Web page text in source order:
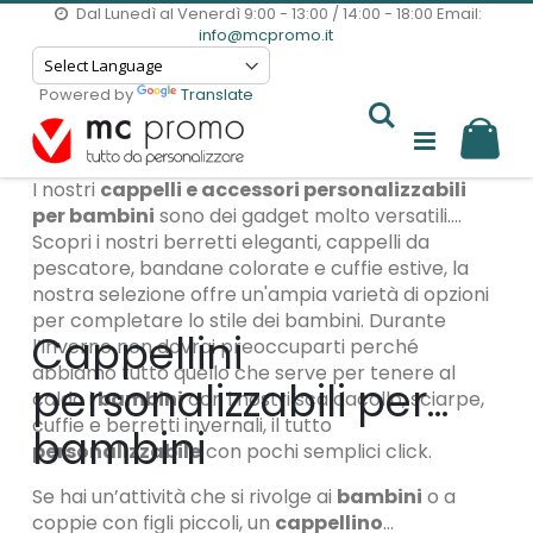
Dal Lunedì al Venerdì 9:00 - 13:00 / 14:00 - 18:00Email:
info@mcpromo.it
Powered by
Translate
I nostri cappelli e accessori personalizzabili
per bambini sono dei gadget molto versatili.
Scopri i nostri berretti eleganti, cappelli da
pescatore, bandane colorate e cuffie estive, la
nostra selezione offre un'ampia varietà di opzioni
per completare lo stile dei bambini. Durante
l’inverno non dovrai preoccuparti perché
abbiamo tutto quello che serve per tenere al
caldo ibambinicon i nostri scaldacollo, sciarpe,
cuffie e berretti invernali, il tutto
personalizzabile con pochi semplici click.
Cappellini
personalizzabili per
bambini
Se hai un’attività che si rivolge ai bambini o a
coppie con figli piccoli, un cappellino